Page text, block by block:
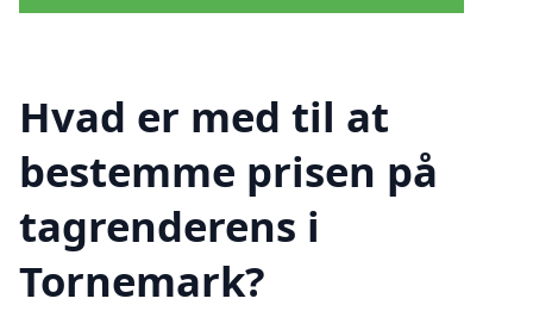
Hvad er med til at
bestemme prisen på
tagrenderens i
Tornemark?